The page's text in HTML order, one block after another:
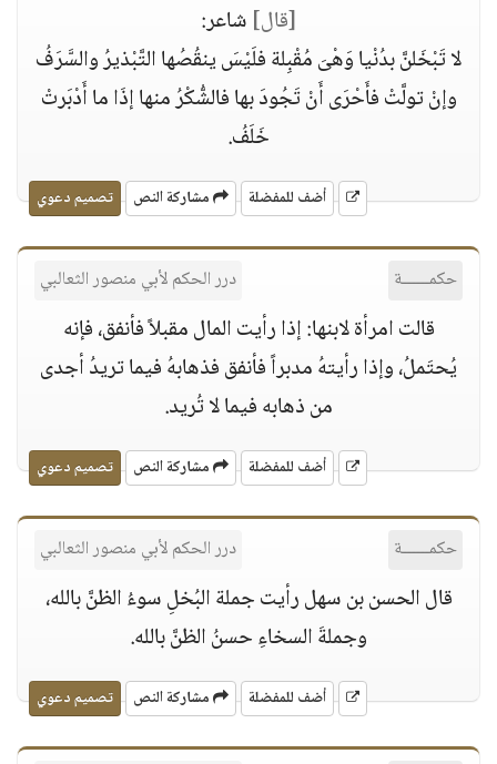
[قال] شاعر:
لا تَبْخَلنَّ بدُنْيا وَهْىَ مُقْبِلة فلَيْسَ ينقُصُها التَّبْذيرُ والسَّرَفُ
وإنْ تولَّتْ فأَحْرَى أَنْ تَجُودَ بها فالشُّكْرُ منها إذَا ما أَدْبَرتْ
خَلَفُ.
أضف للمفضلة مشاركة النص تصميم دعوي
حكمــــــة درر الحكم لأبي منصور الثعالبي
قالت امرأة لابنها: إذا رأيت المال مقبلاً فأنفق، فإنه
يُحتَملُ، وإذا رأيتهُ مدبراً فأنفق فذهابهُ فيما تريدُ أجدى
من ذهابه فيما لا تُريد.
أضف للمفضلة مشاركة النص تصميم دعوي
حكمــــــة درر الحكم لأبي منصور الثعالبي
قال الحسن بن سهل رأيت جملة البُخلِ سوءُ الظنَّ بالله،
وجملةَ السخاءِ حسنُ الظنَّ بالله.
أضف للمفضلة مشاركة النص تصميم دعوي